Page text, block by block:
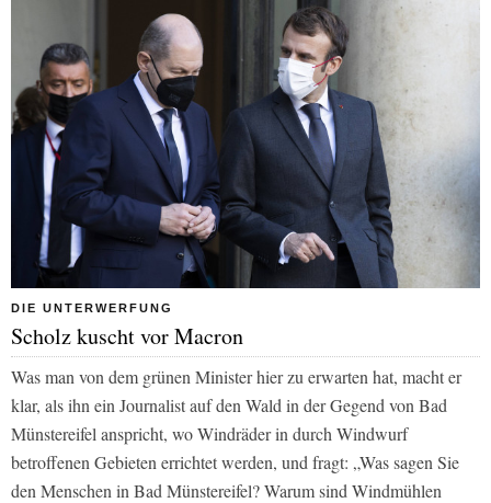
DIE UNTERWERFUNG
Scholz kuscht vor Macron
Was man von dem grünen Minister hier zu erwarten hat, macht er
klar, als ihn ein Journalist auf den Wald in der Gegend von Bad
Münstereifel anspricht, wo Windräder in durch Windwurf
betroffenen Gebieten errichtet werden, und fragt: „Was sagen Sie
den Menschen in Bad Münstereifel? Warum sind Windmühlen